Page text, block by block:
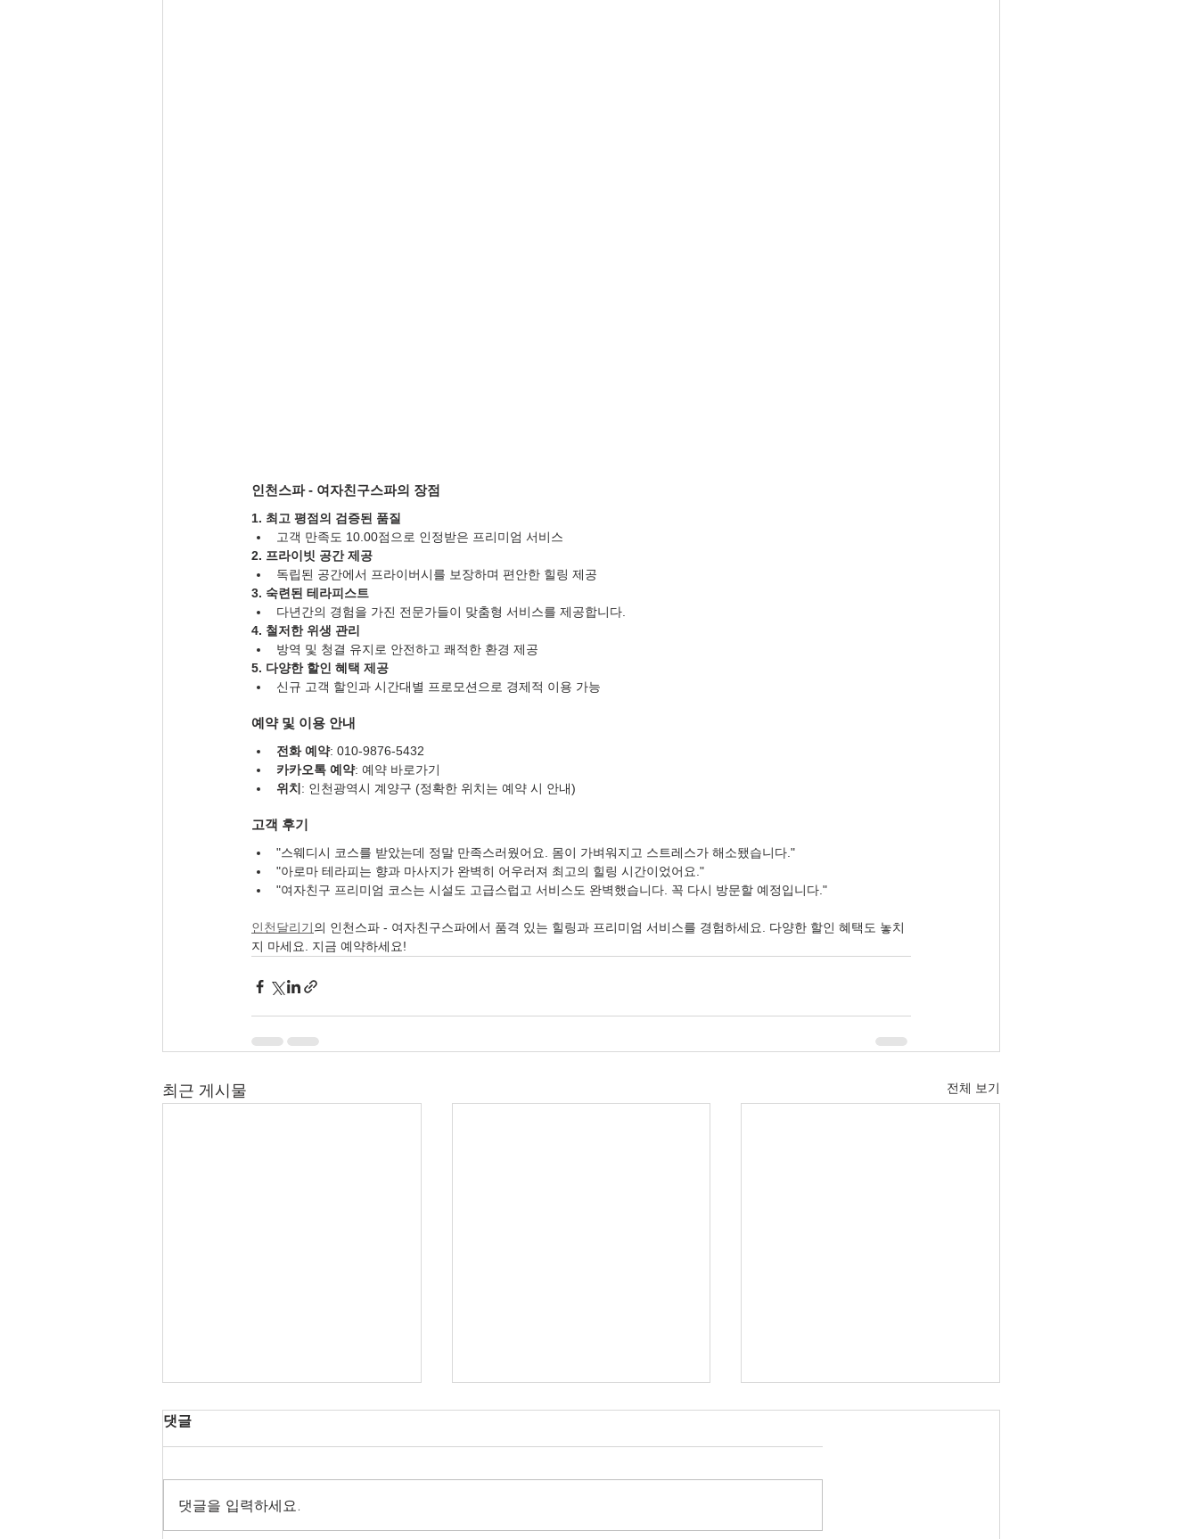
인천스파 - 여자친구스파의 장점
1. 최고 평점의 검증된 품질
고객 만족도 10.00점으로 인정받은 프리미엄 서비스
2. 프라이빗 공간 제공
독립된 공간에서 프라이버시를 보장하며 편안한 힐링 제공
3. 숙련된 테라피스트
다년간의 경험을 가진 전문가들이 맞춤형 서비스를 제공합니다.
4. 철저한 위생 관리
방역 및 청결 유지로 안전하고 쾌적한 환경 제공
5. 다양한 할인 혜택 제공
신규 고객 할인과 시간대별 프로모션으로 경제적 이용 가능
예약 및 이용 안내
전화 예약: 010-9876-5432
카카오톡 예약: 예약 바로가기
위치 : 인천광역시 계양구 (정확한 위치는 예약 시 안내)
고객 후기
"스웨디시 코스를 받았는데 정말 만족스러웠어요. 몸이 가벼워지고 스트레스가 해소됐습니다."
"아로마 테라피는 향과 마사지가 완벽히 어우러져 최고의 힐링 시간이었어요."
"여자친구 프리미엄 코스는 시설도 고급스럽고 서비스도 완벽했습니다. 꼭 다시 방문할 예정입니다."
인천달리기의 인천스파 - 여자친구스파에서 품격 있는 힐링과 프리미엄 서비스를 경험하세요. 다양한 할인 혜택도 놓치
지 마세요. 지금 예약하세요!
최근 게시물 전체 보기
댓글
댓글을 입력하세요.